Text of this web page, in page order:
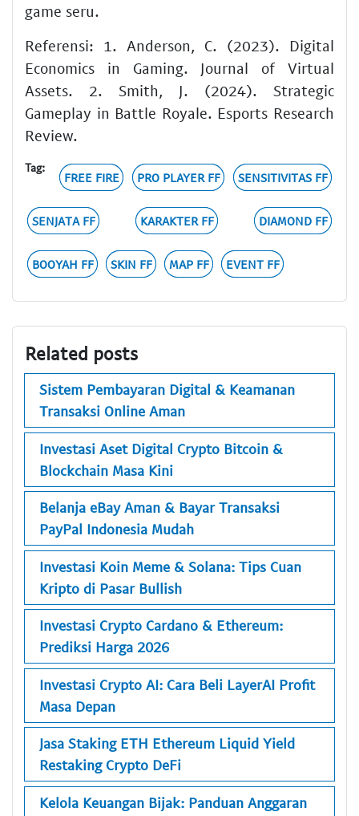
game seru.
Referensi: 1. Anderson, C. (2023). Digital
Economics in Gaming. Journal of Virtual
Assets. 2. Smith, J. (2024). Strategic
Gameplay in Battle Royale. Esports Research
Review.
Tag:
FREE FIRE PRO PLAYER FF SENSITIVITAS FF
SENJATA FF KARAKTER FF DIAMOND FF
BOOYAH FF SKIN FF MAP FF EVENT FF
Related posts
Sistem Pembayaran Digital & Keamanan
Transaksi Online Aman
Investasi Aset Digital Crypto Bitcoin &
Blockchain Masa Kini
Belanja eBay Aman & Bayar Transaksi
PayPal Indonesia Mudah
Investasi Koin Meme & Solana: Tips Cuan
Kripto di Pasar Bullish
Investasi Crypto Cardano & Ethereum:
Prediksi Harga 2026
Investasi Crypto AI: Cara Beli LayerAI Profit
Masa Depan
Jasa Staking ETH Ethereum Liquid Yield
Restaking Crypto DeFi
Kelola Keuangan Bijak: Panduan Anggaran